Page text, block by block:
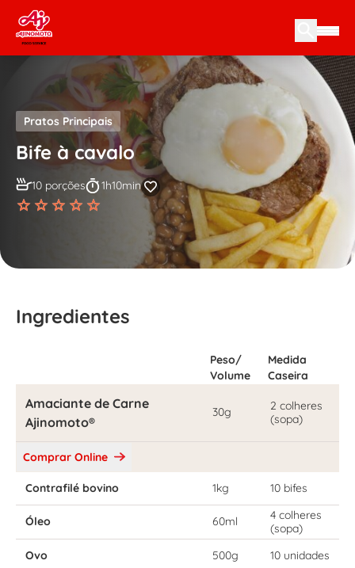
Skip to content
Pratos Principais
Bife à cavalo
10 porções 1h10min
Ingredientes
Peso/
Volume
Medida
Caseira
Amaciante de Carne
Ajinomoto®
30g
2 colheres
(sopa)
Comprar Online
Contrafilé bovino 1kg 10 bifes
Óleo 60ml
4 colheres
(sopa)
Ovo
500g 10 unidades